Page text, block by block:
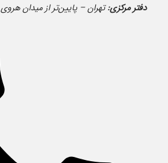
دفتر مرکزی:تهران – پایین‌تر از میدان هروی